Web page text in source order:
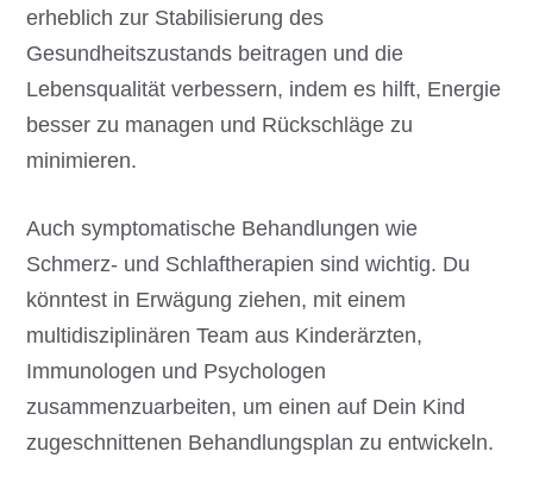
erheblich zur Stabilisierung des
Gesundheitszustands beitragen und die
Lebensqualität verbessern, indem es hilft, Energie
besser zu managen und Rückschläge zu
minimieren.
Auch symptomatische Behandlungen wie
Schmerz- und Schlaftherapien sind wichtig. Du
könntest in Erwägung ziehen, mit einem
multidisziplinären Team aus Kinderärzten,
Immunologen und Psychologen
zusammenzuarbeiten, um einen auf Dein Kind
zugeschnittenen Behandlungsplan zu entwickeln.